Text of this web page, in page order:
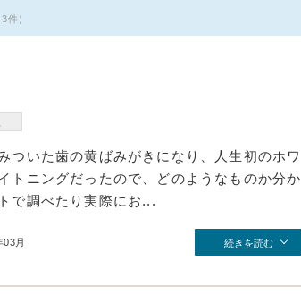
件）
ついた歯の黄ばみがきになり、人生初のホワ
トニングだったので、どのようなものか分か
で調べたり実際にお...
月 続きを読む